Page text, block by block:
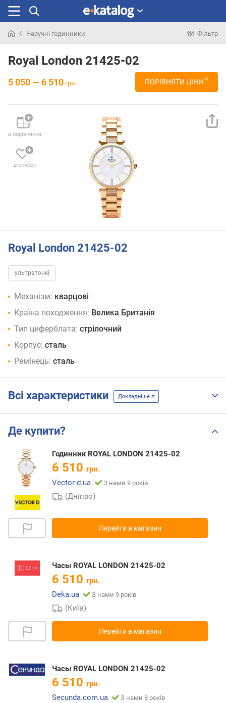
раніше
Наручні годинники Фільтр
Royal London 21425-02
5 050 — 6 510 грн. ПОРІВНЯТИ ЦІНИ 9
в порівняння
в список
Royal London 21425-02
ультратонкі
Механізм: кварцові
Країна походження: Велика Британія
Тип циферблата: стрілочний
Корпус: сталь
Ремінець: сталь
Всі характеристики Докладніше
Де купити?
Годинник ROYAL LONDON 21425-02
6 510 грн.
Vector-d.ua
З нами 9 років
(Дніпро)
Перейти в магазин
Часы ROYAL LONDON 21425-02
6 510 грн.
Deka.ua
З нами 9 років
(Київ)
Перейти в магазин
Часы ROYAL LONDON 21425-02
6 510 грн.
Secunda.com.ua
З нами 8 років